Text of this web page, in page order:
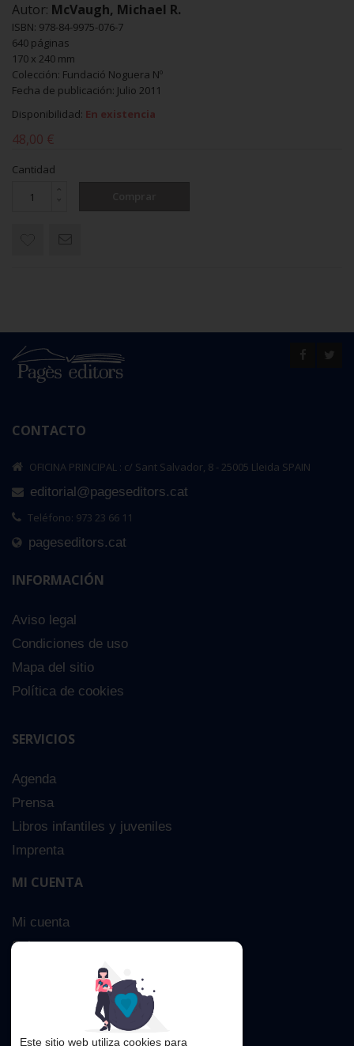
Autor: McVaugh, Michael R.
ISBN: 978-84-9975-076-7
640 páginas
170 x 240 mm
Colección: Fundació Noguera Nº
Fecha de publicación: Julio 2011
Disponibilidad: En existencia
48,00 €
Cantidad
CONTACTO
OFICINA PRINCIPAL : c/ Sant Salvador, 8 - 25005 Lleida SPAIN
editorial@pageseditors.cat
Teléfono: 973 23 66 11
pageseditors.cat
INFORMACIÓN
Aviso legal
Condiciones de uso
Mapa del sitio
Política de cookies
SERVICIOS
Agenda
Prensa
Libros infantiles y juveniles
Imprenta
MI CUENTA
Mi cuenta
Sobre nosotros
Búsqueda Avanzada
Este sitio web utiliza cookies para